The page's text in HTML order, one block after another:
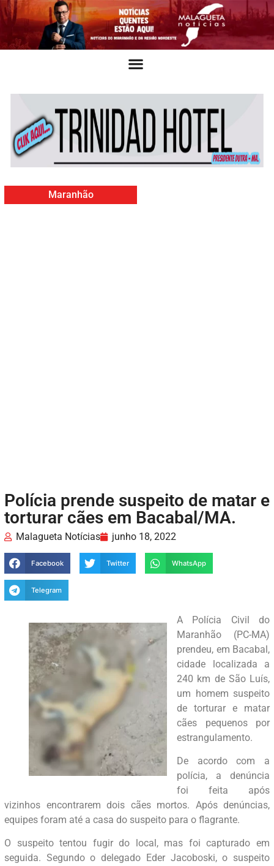
Maranhão
Polícia prende suspeito de matar e
torturar cães em Bacabal/MA.
Malagueta Notícias junho 18, 2022
Facebook Twitter WhatsApp
Telegram
A Polícia Civil do
Maranhão (PC-MA)
prendeu, em Bacabal,
cidade localizada a
240 km de São Luís,
um homem suspeito
de torturar e matar
cães pequenos por
estrangulamento.
De acordo com a
polícia, a denúncia
foi feita após
vizinhos encontrarem dois cães mortos. Após denúncias,
equipes foram até a casa do suspeito para o flagrante.
O suspeito tentou fugir do local, mas foi capturado em
seguida. Segundo o delegado Eder Jacoboski, o suspeito